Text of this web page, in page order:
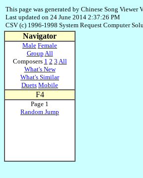
This page was generated by Chinese Song Viewer
Last updated on 24 June 2014 2:37:26 PM
CSV (c) 1996-1998 System Request Computer
Navigator
Male Female
Group All
Composers 1 2 3 All
What's New
What's Similar
Duets Mobile
F4
Page 1
Random Jump